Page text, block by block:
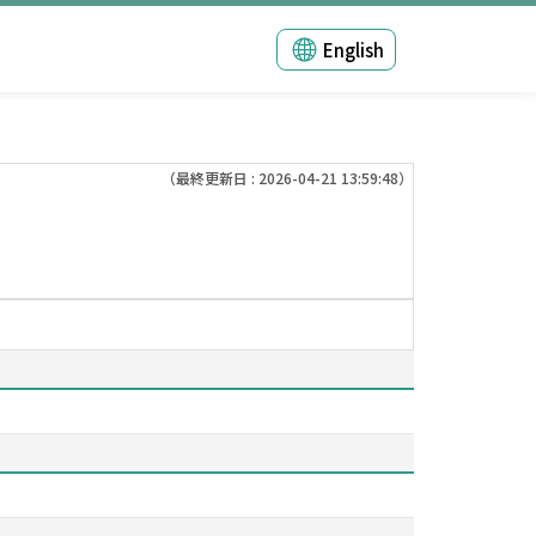
English
（最終更新日 : 2026-04-21 13:59:48）